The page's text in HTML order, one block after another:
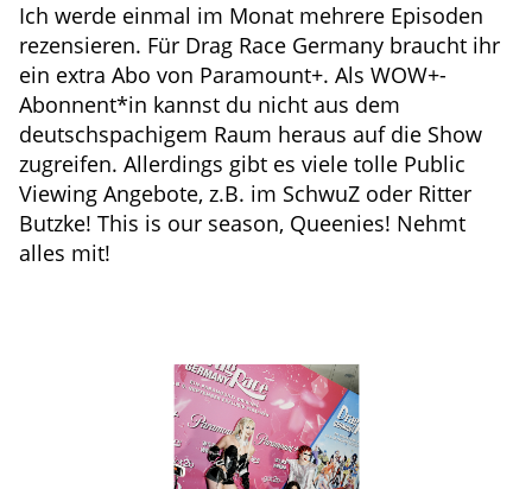
Ich werde einmal im Monat mehrere Episoden
rezensieren. Für Drag Race Germany braucht ihr
ein extra Abo von Paramount+. Als WOW+-
Abonnent*in kannst du nicht aus dem
deutschspachigem Raum heraus auf die Show
zugreifen. Allerdings gibt es viele tolle Public
Viewing Angebote, z.B. im SchwuZ oder Ritter
Butzke! This is our season, Queenies! Nehmt
alles mit!